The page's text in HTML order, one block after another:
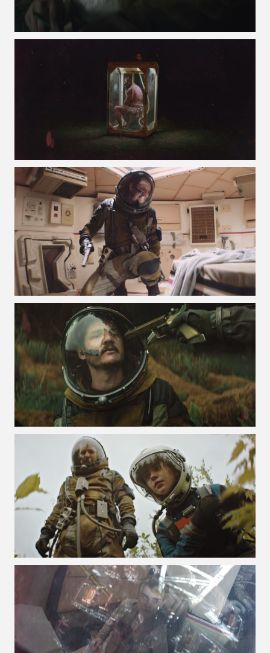
VOIR LA PHOTO EN GRAND FORMAT
VOIR LA PHOTO EN GRAND FORMAT
VOIR LA PHOTO EN GRAND FORMAT
VOIR LA PHOTO EN GRAND FORMAT
VOIR LA PHOTO EN GRAND FORMAT